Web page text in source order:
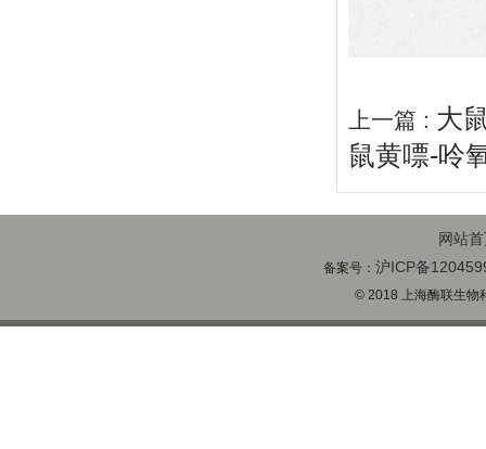
上一篇 : 大
鼠黄嘌-呤
网站
备案号：沪ICP备
© 2018 上海酶联生物